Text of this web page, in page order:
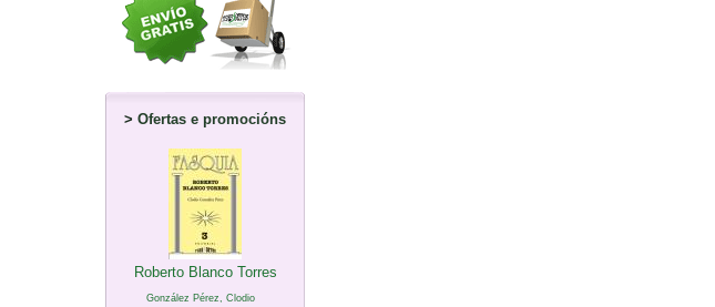
> Ofertas e promocións
Roberto Blanco Torres
González Pérez, Clodio